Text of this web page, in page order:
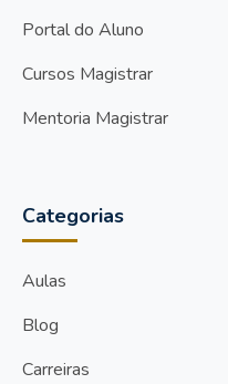
Portal do Aluno
Cursos Magistrar
Mentoria Magistrar
Categorias
Aulas
Blog
Carreiras